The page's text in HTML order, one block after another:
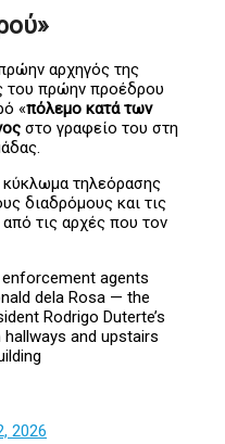
αρχηγός της
του πρώην προέδρου
«πόλεμο κατά των
στο γραφείο του στη
τηλεόρασης
διαδρόμους και τις
από τις αρχές που τον
agents
dela Rosa — the
Rodrigo Duterte’s
hallways and upstairs
2026